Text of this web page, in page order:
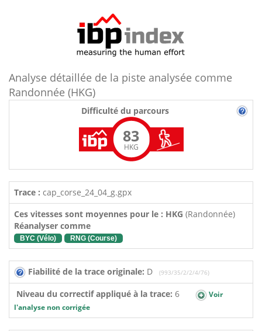
Analyse détaillée de la piste analysée comme
Randonnée (HKG)
Difficulté du parcours
83
HKG
Trace : cap_corse_24_04_g.gpx
Ces vitesses sont moyennes pour le : HKG (Randonnée)
Réanalyser comme
BYC (Vélo) RNG (Course)
Fiabilité de la trace originale: D (993/35/2/2/4/76)
Niveau du correctif appliqué à la trace: 6
Voir
l'analyse non corrigée